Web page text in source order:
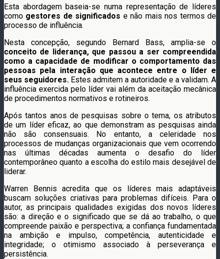
Esta abordagem baseia-se numa representação de líderes
como gestores de significados e não mais nos termos de
processo de influência.
Nesta concepção, segundo Bernard Bass, amplia-se o
conceito de liderança, que passou a ser compreendida
como a capacidade de modificar o comportamento das
pessoas pela interação que acontece entre o líder e
seus seguidores. Estes admitem a autoridade e a validam. A
influência exercida pelo líder vai além da aceitação mecânica
de procedimentos normativos e rotineiros.
Após tantos anos de pesquisas sobre o tema, os atributos
de um líder eficaz, ao que demonstram as pesquisas ainda
não são consensuais. No entanto, a celeridade nos
processos de mudanças organizacionais que vem ocorrendo
nas últimas décadas aumenta o desafio do líder
contemporâneo quanto a escolha do estilo mais desejável de
liderar.
Warren Bennis acredita que os líderes mais adaptáveis
buscam soluções criativas para problemas difíceis. Para o
autor, as principais qualidades exigidas dos novos líderes
são: a direção e o significado que se dá ao trabalho, o que
compreende paixão e perspectiva; a confiança fundamentada
na ambição e impulso, competência, autenticidade e
integridade; o otimismo associado à perseverança e
persistência.